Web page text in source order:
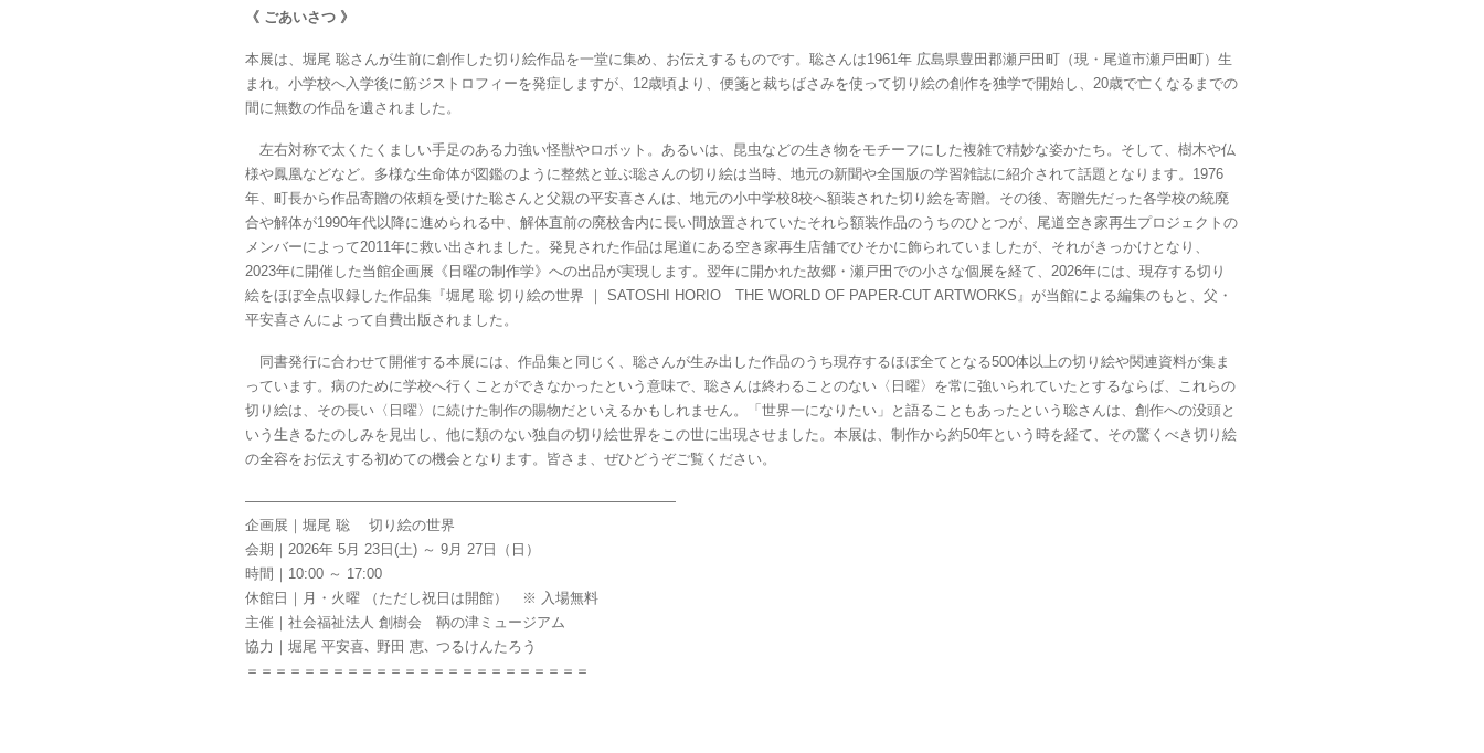
《 ごあいさつ 》
本展は、堀尾 聡さんが生前に創作した切り絵作品を一堂に集め、お伝えするものです。聡さんは1961年 広島県豊田郡瀬戸田町（現・尾道市瀬戸田町）生
まれ。小学校へ入学後に筋ジストロフィーを発症しますが、12歳頃より、便箋と裁ちばさみを使って切り絵の創作を独学で開始し、20歳で亡くなるまでの
間に無数の作品を遺されました。
左右対称で太くたくましい手足のある力強い怪獣やロボット。あるいは、昆虫などの生き物をモチーフにした複雑で精妙な姿かたち。そして、樹木や仏
様や鳳凰などなど。多様な生命体が図鑑のように整然と並ぶ聡さんの切り絵は当時、地元の新聞や全国版の学習雑誌に紹介されて話題となります。1976
年、町長から作品寄贈の依頼を受けた聡さんと父親の平安喜さんは、地元の小中学校8校へ額装された切り絵を寄贈。その後、寄贈先だった各学校の統廃
合や解体が1990年代以降に進められる中、解体直前の廃校舎内に長い間放置されていたそれら額装作品のうちのひとつが、尾道空き家再生プロジェクトの
メンバーによって2011年に救い出されました。発見された作品は尾道にある空き家再生店舗でひそかに飾られていましたが、それがきっかけとなり、
2023年に開催した当館企画展《日曜の制作学》への出品が実現します。翌年に開かれた故郷・瀬戸田での小さな個展を経て、2026年には、現存する切り
絵をほぼ全点収録した作品集『堀尾 聡 切り絵の世界 ｜ SATOSHI HORIO THE WORLD OF PAPER-CUT ARTWORKS』が当館による編集のもと、父・
平安喜さんによって自費出版されました。
同書発行に合わせて開催する本展には、作品集と同じく、聡さんが生み出した作品のうち現存するほぼ全てとなる500体以上の切り絵や関連資料が集ま
っています。病のために学校へ行くことができなかったという意味で、聡さんは終わることのない〈日曜〉を常に強いられていたとするならば、これらの
切り絵は、その長い〈日曜〉に続けた制作の賜物だといえるかもしれません。「世界一になりたい」と語ることもあったという聡さんは、創作への没頭と
いう生きるたのしみを見出し、他に類のない独自の切り絵世界をこの世に出現させました。本展は、制作から約50年という時を経て、その驚くべき切り絵
の全容をお伝えする初めての機会となります。皆さま、ぜひどうぞご覧ください。
――――――――――――――――――――――――――――――
企画展｜堀尾 聡 切り絵の世界
会期｜2026年 5月 23日(土) ～ 9月 27日（日）
時間｜10:00 ～ 17:00
休館日｜月・火曜 （ただし祝日は開館） ※ 入場無料
主催｜社会福祉法人 創樹会 鞆の津ミュージアム
協力｜堀尾 平安喜､ 野田 恵､ つるけんたろう
＝＝＝＝＝＝＝＝＝＝＝＝＝＝＝＝＝＝＝＝＝＝＝＝